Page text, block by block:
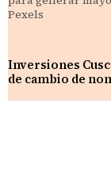
Inversiones
de cambio de